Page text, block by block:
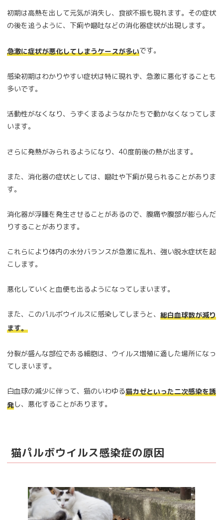
初期は高熱を出して元気が消失し、食欲不振も現れます。その症状
の後を追うように、下痢や嘔吐などの消化器症状が出現します。
急激に症状が悪化してしまうケースが多いです。
感染初期はわかりやすい症状は特に現れず、急激に悪化することも
多いです。
活動性がなくなり、うずくまるようなかたちで動かなくなってしま
います。
さらに発熱がみられるようになり、40度前後の熱が出ます。
また、消化器の症状としては、嘔吐や下痢が見られることがありま
す。
消化器が浮腫を発生させることがあるので、腹痛や腹部が膨らんだ
りすることがあります。
これらにより体内の水分バランスが急激に乱れ、強い脱水症状を起
こします。
悪化していくと血便も出るようになってしまいます。
また、このパルボウイルスに感染してしまうと、 総白血球数が減り
ます。
分裂が盛んな部位である細胞は、ウイルス増殖に適した場所になっ
てしまいます。
白血球の減少に伴って、猫のいわゆる猫カゼといった二次感染を誘
発し、悪化することがあります。
猫パルボウイルス感染症の原因